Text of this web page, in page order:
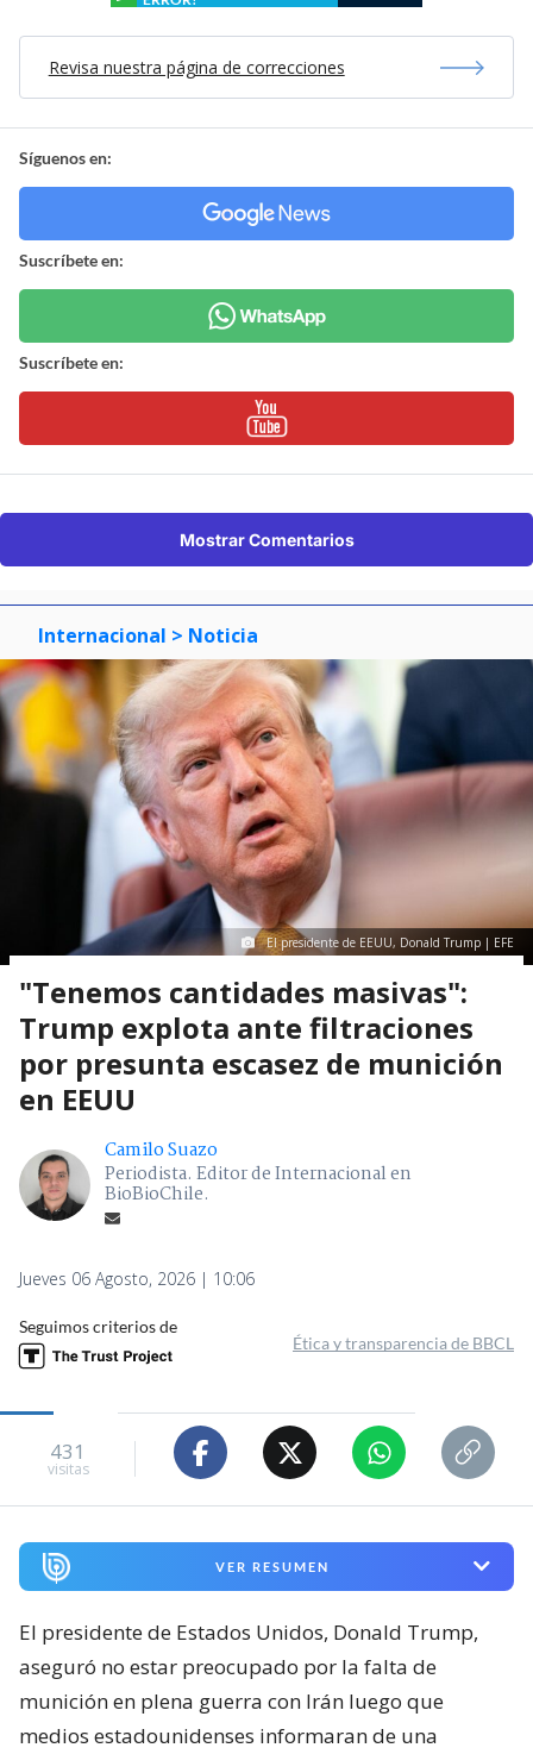
Revisa nuestra página de correcciones
Síguenos en:
Suscríbete en:
Suscríbete en:
Mostrar Comentarios
Internacional > Noticia
El presidente de EEUU, Donald Trump | EFE
"Tenemos cantidades masivas":
Trump explota ante filtraciones
por presunta escasez de munición
en EEUU
Camilo Suazo
Periodista. Editor de Internacional en
BioBioChile.
Jueves 06 Agosto, 2026 | 10:06
Seguimos criterios de
Ética y transparencia de BBCL
431
visitas
VER RESUMEN
El presidente de Estados Unidos, Donald Trump,
aseguró no estar preocupado por la falta de
munición en plena guerra con Irán luego que
medios estadounidenses informaran de una